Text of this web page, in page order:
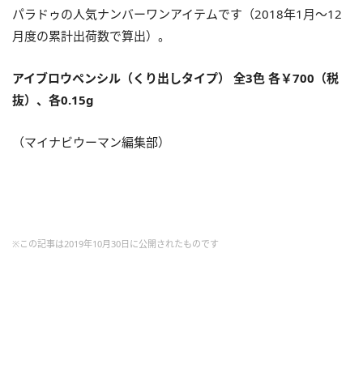
パラドゥの人気ナンバーワンアイテムです（2018年1月～12
月度の累計出荷数で算出）。
アイブロウペンシル（くり出しタイプ） 全3色 各￥700（税
抜）、各0.15g
（マイナビウーマン編集部）
※この記事は2019年10月30日に公開されたものです